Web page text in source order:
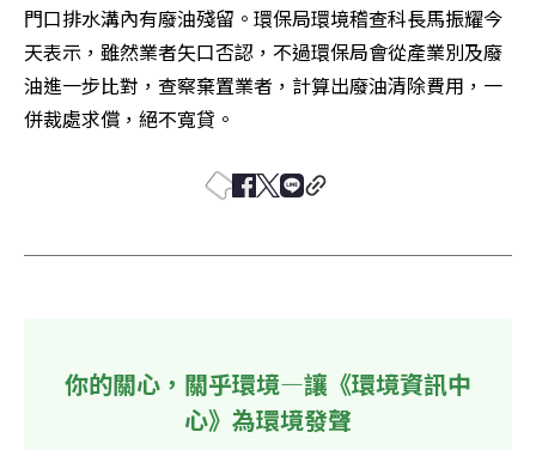
門口排水溝內有廢油殘留。環保局環境稽查科長馬振耀今
天表示，雖然業者矢口否認，不過環保局會從產業別及廢
油進一步比對，查察棄置業者，計算出廢油清除費用，一
併裁處求償，絕不寬貸。
你的關心，關乎環境—讓《環境資訊中
心》為環境發聲